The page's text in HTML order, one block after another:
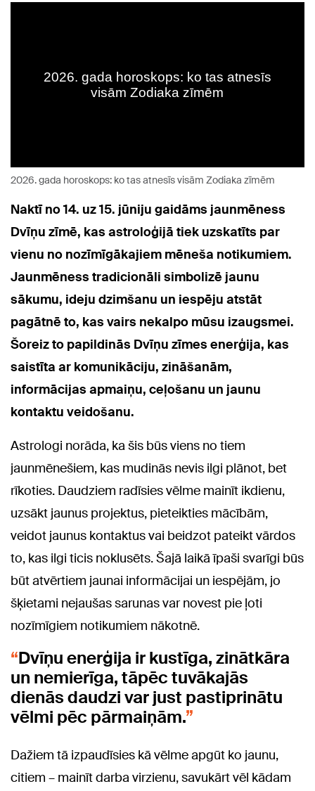
2026. gada horoskops: ko tas atnesīs visām Zodiaka zīmēm
Naktī no 14. uz 15. jūniju gaidāms jaunmēness
Dvīņu zīmē, kas astroloģijā tiek uzskatīts par
vienu no nozīmīgākajiem mēneša notikumiem.
Jaunmēness tradicionāli simbolizē jaunu
sākumu, ideju dzimšanu un iespēju atstāt
pagātnē to, kas vairs nekalpo mūsu izaugsmei.
Šoreiz to papildinās Dvīņu zīmes enerģija, kas
saistīta ar komunikāciju, zināšanām,
informācijas apmaiņu, ceļošanu un jaunu
kontaktu veidošanu.
Astrologi norāda, ka šis būs viens no tiem
jaunmēnešiem, kas mudinās nevis ilgi plānot, bet
rīkoties. Daudziem radīsies vēlme mainīt ikdienu,
uzsākt jaunus projektus, pieteikties mācībām,
veidot jaunus kontaktus vai beidzot pateikt vārdos
to, kas ilgi ticis noklusēts. Šajā laikā īpaši svarīgi būs
būt atvērtiem jaunai informācijai un iespējām, jo
šķietami nejaušas sarunas var novest pie ļoti
nozīmīgiem notikumiem nākotnē.
Dvīņu enerģija ir kustīga, zinātkāra
un nemierīga, tāpēc tuvākajās
dienās daudzi var just pastiprinātu
vēlmi pēc pārmaiņām.
Dažiem tā izpaudīsies kā vēlme apgūt ko jaunu,
citiem – mainīt darba virzienu, savukārt vēl kādam